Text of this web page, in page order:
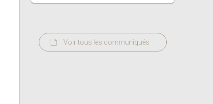
Voir tous les communiqués